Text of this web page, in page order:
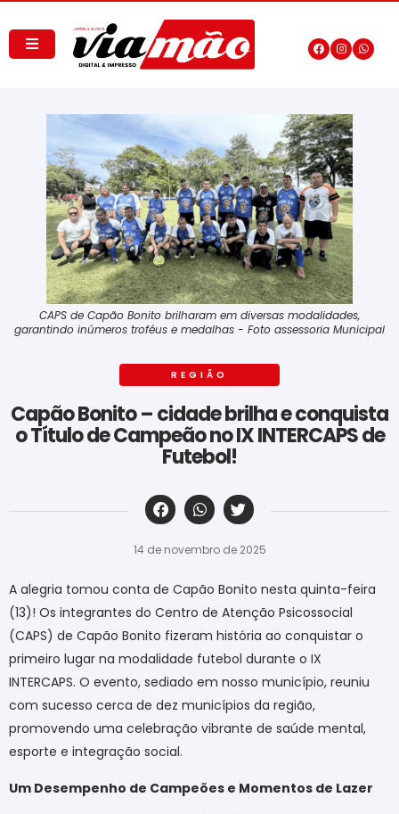
CAPS de Capão Bonito brilharam em diversas modalidades,
garantindo inúmeros troféus e medalhas - Foto assessoria Municipal
REGIÃO
Capão Bonito – cidade brilha e conquista
o Título de Campeão no IX INTERCAPS de
Futebol!
‎ ‎ ‎ ‎ ‎ ‎ ‎ ‎ ‎ ‎ ‎ ‎ ‎ ‎ ‎ ‎ ‎ ‎ ‎ ‎ ‎ ‎ ‎ ‎ ‎ ‎ ‎ ‎ ‎ ‎ ‎
14 de novembro de 2025
A alegria tomou conta de Capão Bonito nesta quinta-feira
(13)! Os integrantes do Centro de Atenção Psicossocial
(CAPS) de Capão Bonito fizeram história ao conquistar o
primeiro lugar na modalidade futebol durante o IX
INTERCAPS. O evento, sediado em nosso município, reuniu
com sucesso cerca de dez municípios da região,
promovendo uma celebração vibrante de saúde mental,
esporte e integração social.
Um Desempenho de Campeões e Momentos de Lazer